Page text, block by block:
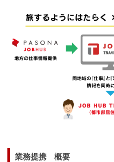
業務提携 概要